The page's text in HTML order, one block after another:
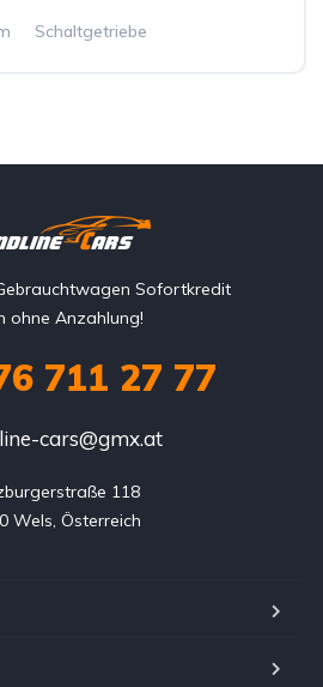
Schaltgetriebe
Sofortkredit
ohne Anzahlung!
711 27 77
cars@gmx.at
118
Wels, Österreich